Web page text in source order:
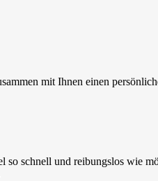
mit Ihnen einen
schnell und reibungslos wie